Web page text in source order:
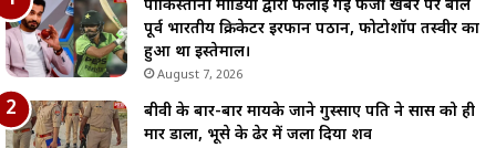
पाकिस्तानी मीडिया द्वारा फैलाई गई फर्जी खबर पर बोले
पूर्व भारतीय क्रिकेटर इरफान पठान, फोटोशॉप तस्वीर का
हुआ था इस्तेमाल।
August 7, 2026
बीवी के बार-बार मायके जाने गुस्साए पति ने सास को ही
मार डाला, भूसे के ढेर में जला दिया शव